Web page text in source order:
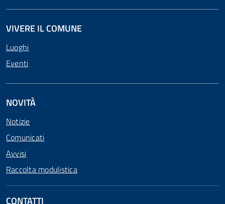
VIVERE IL COMUNE
Luoghi
Eventi
NOVITÀ
Notizie
Comunicati
Avvisi
Raccolta modulistica
CONTATTI